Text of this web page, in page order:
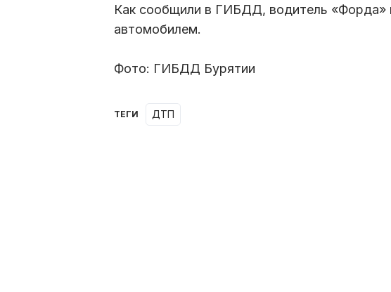
Как сообщили в ГИБДД, водитель «Форда»
автомобилем.
Фото: ГИБДД Бурятии
ТЕГИ ДТП